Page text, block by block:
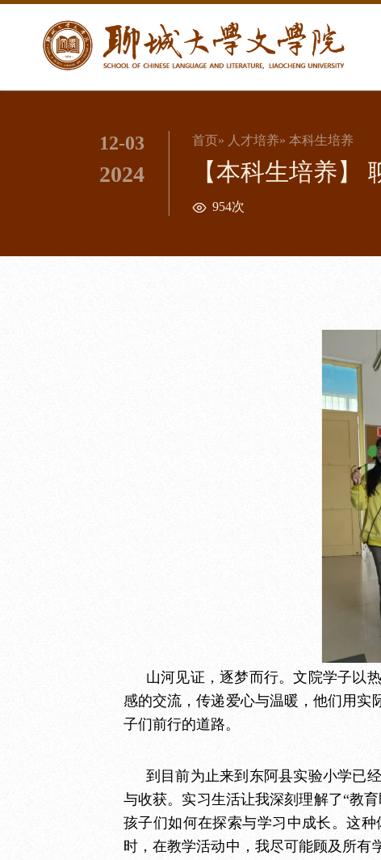
12-03
2024
首页» 人才培养» 本科生培养
【本科生培养】
954次
山河见证，逐梦而行。文院学子以
感的交流，传递爱心与温暖，他们用实
子们前行的道路。
到目前为止来到东阿县实验小学已
与收获。实习生活让我深刻理解了“教
孩子们如何在探索与学习中成长。这
时，在教学活动中，我尽可能顾及所有